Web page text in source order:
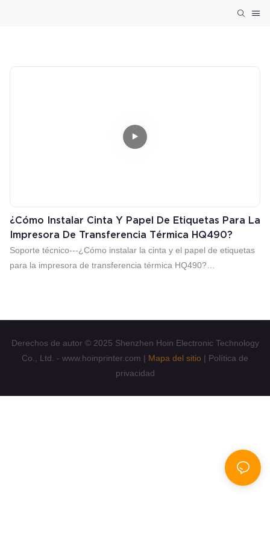
¿Cómo Instalar Cinta Y Papel De Etiquetas Para La
Impresora De Transferencia Térmica HQ490?
Soporte técnico---¿Cómo instalar la cinta y el papel de etiquetas
para la impresora de transferencia térmica HQ490?
Derechos de autor © 2025 Shenzhen Hoin Electronic Technology
Co., Ltd. - www.hoinprinter.com | Mapa del sitio | Política de
privacidad